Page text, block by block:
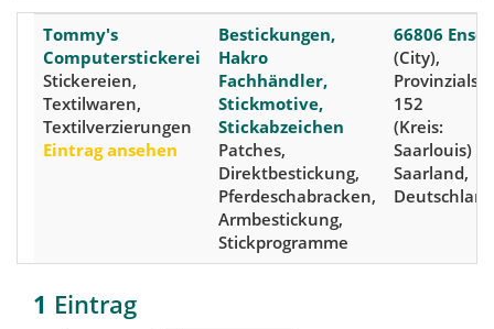
Tommy's
Computerstickerei
Stickereien,
Textilwaren,
Textilverzierungen
Eintrag ansehen
Bestickungen,
Hakro
Fachhändler,
Stickmotive,
Stickabzeichen
Patches,
Direktbestickung,
Pferdeschabracken,
Armbestickung,
Stickprogramme
66806
(City),
152
(Kreis:
Saarlouis)
Saarland,
Deutschland
1 Eintrag